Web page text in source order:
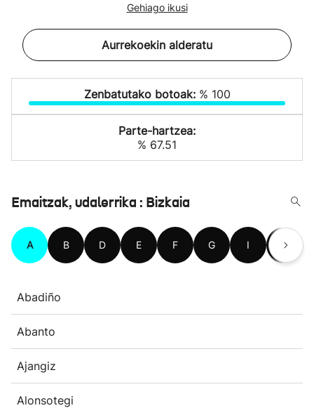
Gehiago ikusi
Aurrekoekin alderatu
Zenbatutako botoak: % 100
Parte-hartzea:
% 67.51
Emaitzak, udalerrika : Bizkaia
A B D E F G I J
Abadiño
Abanto
Ajangiz
Alonsotegi